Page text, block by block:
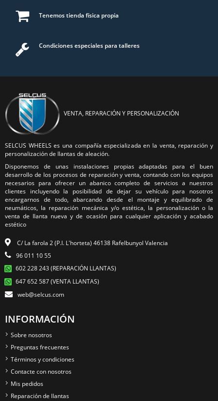
Tenemos tienda física propia
Condiciones especiales para talleres
VENTA, REPARACIÓN Y PERSONALIZACIÓN
SELCUS WHEELS es una compañía especializada en la venta, reparación y
personalización de llantas de aleación.
Disponemos de unas instalaciones propias adaptadas para el buen
desarrollo de los procesos de reparación y venta, contando con los equipos
necesarios para ofrecer un abanico completo de servicios a nuestros
clientes incluyendo la posibilidad de dejar su vehículo para nosotros
encargarnos de todo, abarcando desde el montaje y equilibrado de
neumáticos, la reparación mecánica y/o estética, la personalización o la
venta de llanta nueva y de ocasión para cualquier aplicación y acabado
estético
C/ La farola 2 (P.I. L'horteta) 46138 Rafelbunyol Valencia
96 011 10 55
602 228 243 (REPARACIÓN LLANTAS)
647 652 587 (VENTA LLANTAS)
web@selcus.com
INFORMACIÓN
Sobre nosotros
Preguntas frecuentes
Términos y condiciones
Contacte con nosotros
Mis pedidos
Reparación de llantas